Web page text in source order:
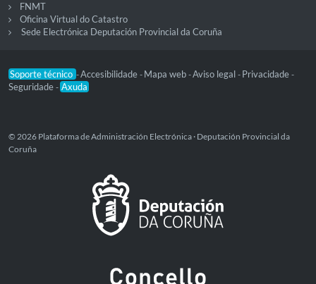
FNMT
Oficina Virtual do Catastro
Sede Electrónica Deputación Provincial da Coruña
Soporte técnico -Accesibilidade - Mapa web -Aviso legal - Privacidade -
Seguridade - Axuda
© 2026 Plataforma de Administración Electrónica · Deputación Provincial da
Coruña